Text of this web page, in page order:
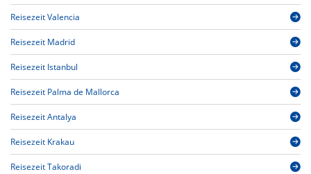
Reisezeit Valencia
Reisezeit Madrid
Reisezeit Istanbul
Reisezeit Palma de Mallorca
Reisezeit Antalya
Reisezeit Krakau
Reisezeit Takoradi